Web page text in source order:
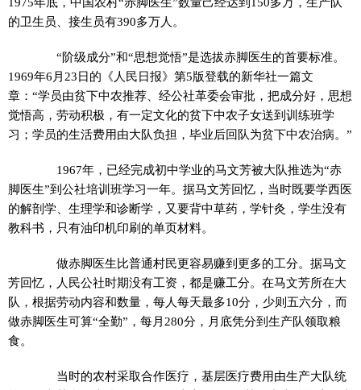
的卫生员、接生员有390多万人。
“阶级成分”和“思想觉悟”是选拔赤脚医生的首要标准。
1969年6月23日的《人民日报》第5版登载的新华社一篇文
章：“学员由贫下中农推荐、经公社革委会审批，把成分好，思想
觉悟高，劳动积极，有一定文化的贫下中农子女送到训练班学
习；学员的生活费用由大队负担，毕业后回队为贫下中农治病。”
1967年，已经完成初中学业的马文芳被大队推选为“赤
脚医生”到公社培训班学习一年。据马文芳回忆，当时既要学西医
的解剖学、生理学和诊断学，又要背中草药，学针灸，学生没有
教科书，只有油印机印刷的单页材料。
做赤脚医生比普通村民更容易赚到更多的工分。据马文
芳回忆，人民公社时期没有工资，都是赚工分。在马文芳所在大
队，根据劳动内容和数量，每人每天最多10分，少则五六分，而
做赤脚医生可算“全勤”，每月280分，月底凭分到生产队领取粮
食。
当时的农村采取合作医疗，基层医疗费用由生产大队统